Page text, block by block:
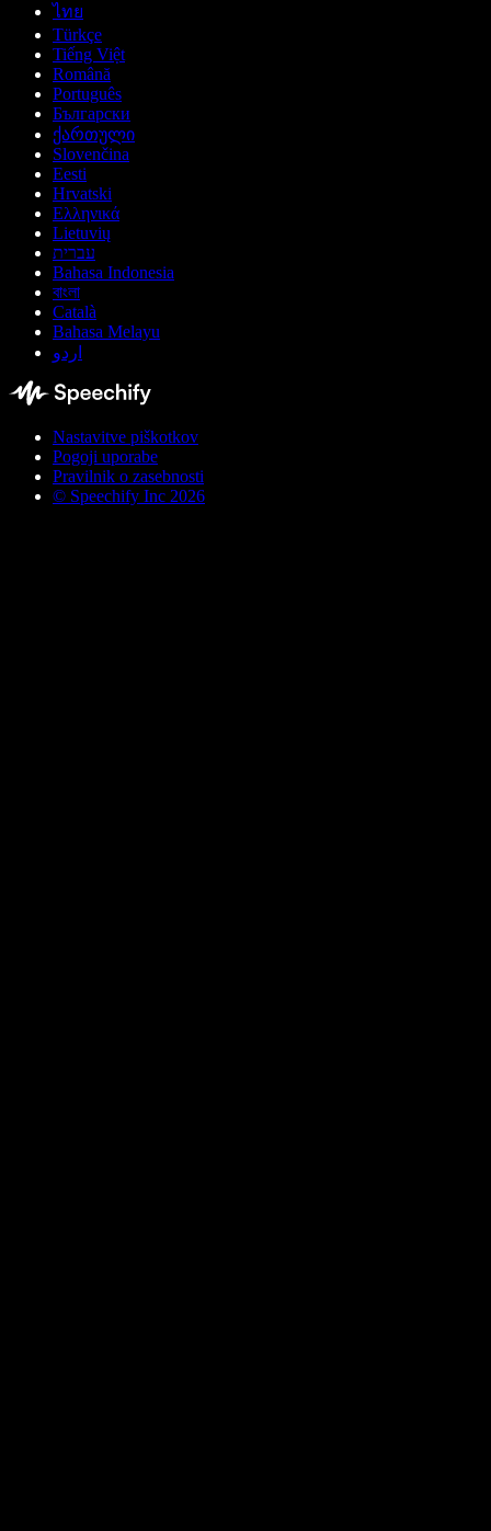
ไทย
Türkçe
Tiếng Việt
Română
Português
Български
ქართული
Slovenčina
Eesti
Hrvatski
Ελληνικά
Lietuvių
עברית
Bahasa Indonesia
বাংলা
Català
Bahasa Melayu
اردو
Nastavitve piškotkov
Pogoji uporabe
Pravilnik o zasebnosti
© Speechify Inc 2026